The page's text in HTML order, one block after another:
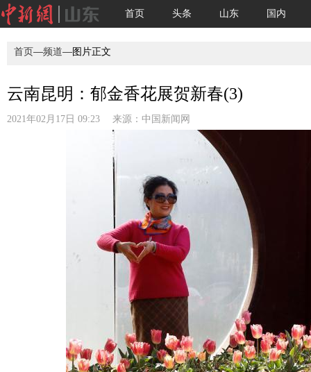
首页 头条 山东 国内
首页—频道—图片正文
云南昆明：郁金香花展贺新春(3)
2021年02月17日 09:23 来源： 中国新闻网